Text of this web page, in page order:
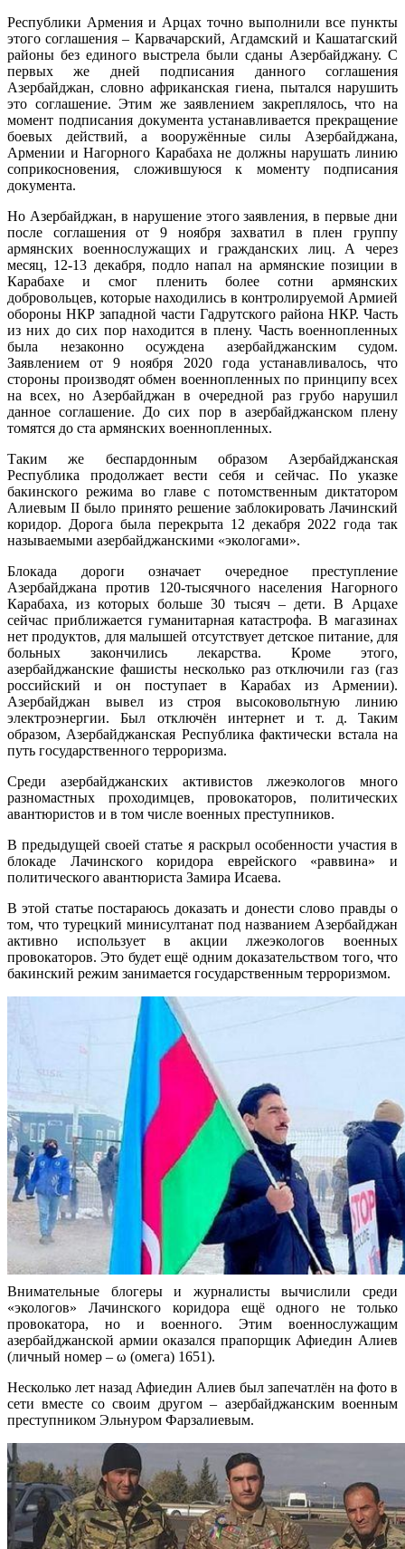
Республики Армения и Арцах точно выполнили все пункты
этого соглашения – Карвачарский, Агдамский и Кашатагский
районы без единого выстрела были сданы Азербайджану. С
первых же дней подписания данного соглашения
Азербайджан, словно африканская гиена, пытался нарушить
это соглашение. Этим же заявлением закреплялось, что на
момент подписания документа устанавливается прекращение
боевых действий, а вооружённые силы Азербайджана,
Армении и Нагорного Карабаха не должны нарушать линию
соприкосновения, сложившуюся к моменту подписания
документа.
Но Азербайджан, в нарушение этого заявления, в первые дни
после соглашения от 9 ноября захватил в плен группу
армянских военнослужащих и гражданских лиц. А через
месяц, 12-13 декабря, подло напал на армянские позиции в
Карабахе и смог пленить более сотни армянских
добровольцев, которые находились в контролируемой Армией
обороны НКР западной части Гадрутского района НКР. Часть
из них до сих пор находится в плену. Часть военнопленных
была незаконно осуждена азербайджанским судом.
Заявлением от 9 ноября 2020 года устанавливалось, что
стороны производят обмен военнопленных по принципу всех
на всех, но Азербайджан в очередной раз грубо нарушил
данное соглашение. До сих пор в азербайджанском плену
томятся до ста армянских военнопленных.
Таким же беспардонным образом Азербайджанская
Республика продолжает вести себя и сейчас. По указке
бакинского режима во главе с потомственным диктатором
Алиевым II было принято решение заблокировать Лачинский
коридор. Дорога была перекрыта 12 декабря 2022 года так
называемыми азербайджанскими «экологами».
Блокада дороги означает очередное преступление
Азербайджана против 120-тысячного населения Нагорного
Карабаха, из которых больше 30 тысяч – дети. В Арцахе
сейчас приближается гуманитарная катастрофа. В магазинах
нет продуктов, для малышей отсутствует детское питание, для
больных закончились лекарства. Кроме этого,
азербайджанские фашисты несколько раз отключили газ (газ
российский и он поступает в Карабах из Армении).
Азербайджан вывел из строя высоковольтную линию
электроэнергии. Был отключён интернет и т. д. Таким
образом, Азербайджанская Республика фактически встала на
путь государственного терроризма.
Среди азербайджанских активистов лжеэкологов много
разномастных проходимцев, провокаторов, политических
авантюристов и в том числе военных преступников.
В предыдущей своей статье я раскрыл особенности участия в
блокаде Лачинского коридора еврейского «раввина» и
политического авантюриста Замира Исаева.
В этой статье постараюсь доказать и донести слово правды о
том, что турецкий минисултанат под названием Азербайджан
активно использует в акции лжеэкологов военных
провокаторов. Это будет ещё одним доказательством того, что
бакинский режим занимается государственным терроризмом.
Внимательные блогеры и журналисты вычислили среди
«экологов» Лачинского коридора ещё одного не только
провокатора, но и военного. Этим военнослужащим
азербайджанской армии оказался прапорщик Афиедин Алиев
(личный номер – ω (омега) 1651).
Несколько лет назад Афиедин Алиев был запечатлён на фото в
сети вместе со своим другом – азербайджанским военным
преступником Эльнуром Фарзалиевым.